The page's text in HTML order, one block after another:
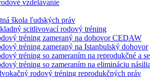
vzdelávanie
škola ľudských práv
scitlivovací rodový tréning
tréning zameraný na dohovor CEDAW
tréning zameraný na Istanbulský dohovor
tréning so zameraním na reprodukčné a
tréning so zameraním na elimináciu
rodový tréning reprodukčných práv